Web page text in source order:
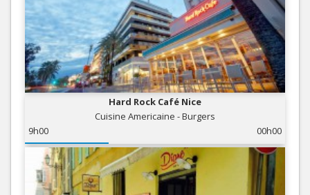
Hard Rock Café Nice
Cuisine Americaine - Burgers
9h00
00h00